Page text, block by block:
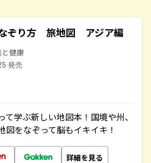
ぞり方 旅地図 アジア編
と健康
発売
学ぶ新しい地図本！国境や州、
をなぞって脳もイキイキ！
詳細を見る